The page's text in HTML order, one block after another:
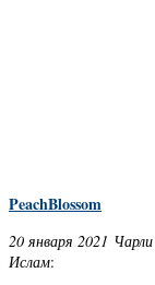
PeachBlossom
20 января 2021
Ислам: